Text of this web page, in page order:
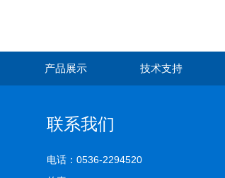
产品展示 技术支持
联系我们
电话：0536-2294520